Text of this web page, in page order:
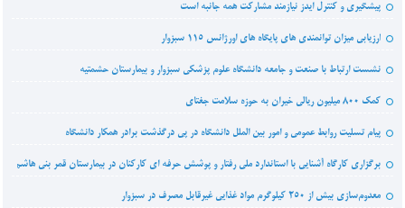
پیشگیری و کنترل ایدز نیازمند مشارکت همه جانبه است
ارزیابی میزان توانمندی های پایگاه های اورژانس 115 سبزوار
نشست ارتباط با صنعت و جامعه دانشگاه علوم پزشکی سبزوار و بیمارستان حشمتیه
کمک 800 میلیون ریالی خیران به حوزه سلامت جغتای
پیام تسلیت روابط عمومی و امور بین الملل دانشگاه در پی درگذشت برادر همکار دانشگاه
برگزاری کارگاه آشنایی با استاندارد ملی رفتار و پوشش حرفه ای کارکنان در بیمارستان قمر بنی هاشم (ع)
معدوم‌سازی بیش از ۲۵۰ کیلوگرم مواد غذایی غیرقابل مصرف در سبزوار